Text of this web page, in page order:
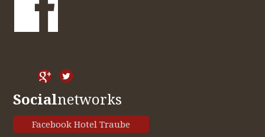
Socialnetworks
Facebook Hotel Traube